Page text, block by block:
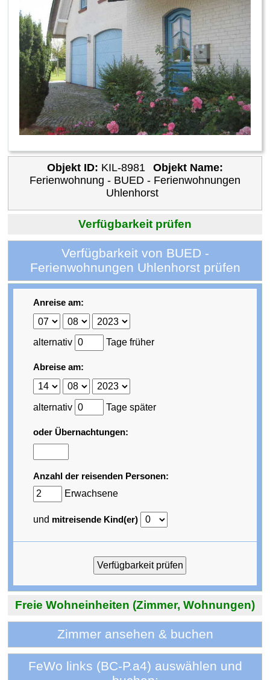
Objekt ID: KIL-8981
Objekt Name:
Ferienwohnung - BUED - Ferienwohnungen
Uhlenhorst
Verfügbarkeit prüfen
Verfügbarkeit von BUED -
Ferienwohnungen Uhlenhorst prüfen
Anreise am:
alternativ Tage früher
Abreise am:
alternativ Tage später
oder Übernachtungen:
Anzahl der reisenden Personen:
Erwachsene
und mitreisende Kind(er)
Freie Wohneinheiten (Zimmer, Wohnungen)
Zimmer ansehen & buchen
FeWo links (BC-P.a4) auswählen und